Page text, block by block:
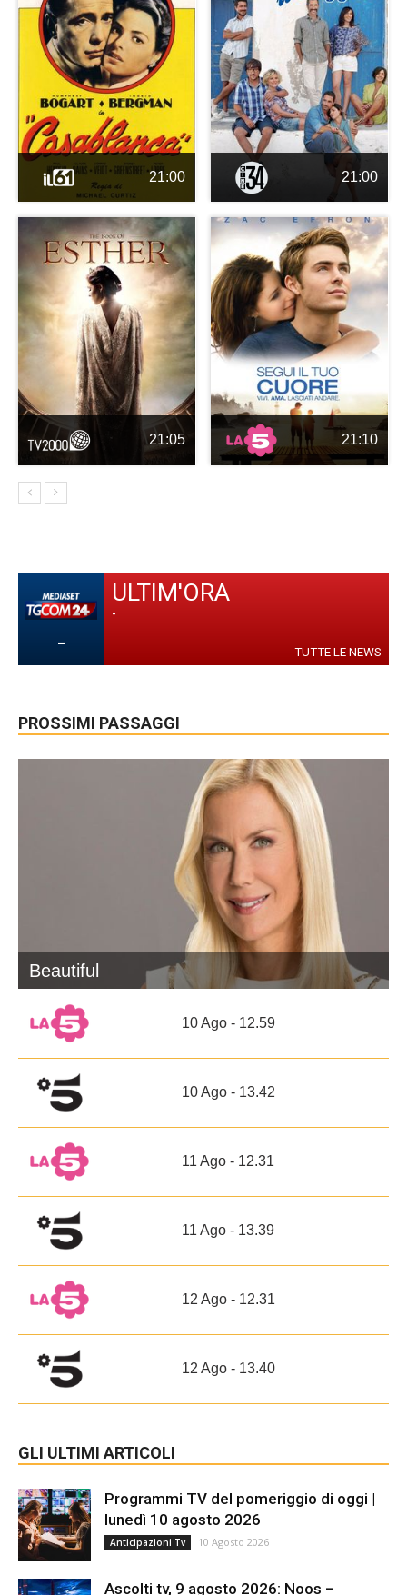
21:00 21:00
21:05 21:10
-
ULTIM'ORA
-
TUTTE LE NEWS
PROSSIMI PASSAGGI
Beautiful
10 Ago - 12.59
10 Ago - 13.42
11 Ago - 12.31
11 Ago - 13.39
12 Ago - 12.31
12 Ago - 13.40
GLI ULTIMI ARTICOLI
Programmi TV del pomeriggio di oggi |
lunedì 10 agosto 2026
Anticipazioni Tv 10 Agosto 2026
Ascolti tv, 9 agosto 2026: Noos –